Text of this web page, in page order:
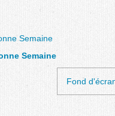
Semaine
Fond